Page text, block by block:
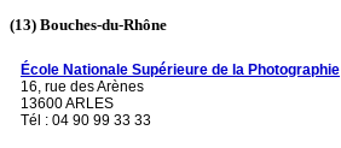
(13) Bouches-du-Rhône
École Nationale Supérieure de la Photographie
16, rue des Arènes
13600 ARLES
Tél : 04 90 99 33 33